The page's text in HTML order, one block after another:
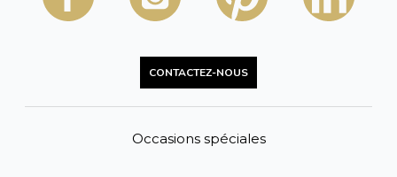
CONTACTEZ-NOUS
Occasions spéciales